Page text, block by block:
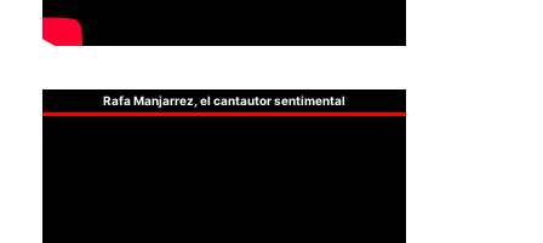
Rafa Manjarrez, el cantautor sentimental